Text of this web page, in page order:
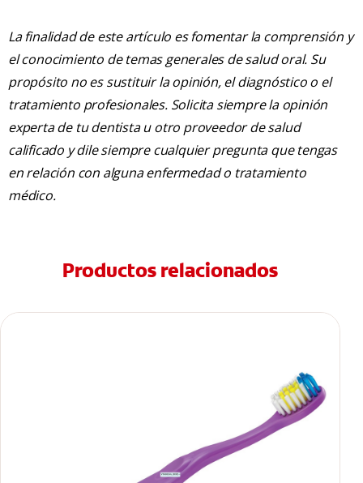
La finalidad de este artículo es fomentar la comprensión y
el conocimiento de temas generales de salud oral. Su
propósito no es sustituir la opinión, el diagnóstico o el
tratamiento profesionales. Solicita siempre la opinión
experta de tu dentista u otro proveedor de salud
calificado y dile siempre cualquier pregunta que tengas
en relación con alguna enfermedad o tratamiento
médico.
Productos relacionados